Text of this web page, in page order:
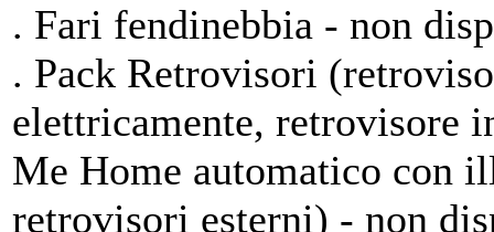
. Fari fendinebbia - non
. Pack Retrovisori
elettricamente, retrovisore
Me Home automatico con
retrovisori esterni) - non